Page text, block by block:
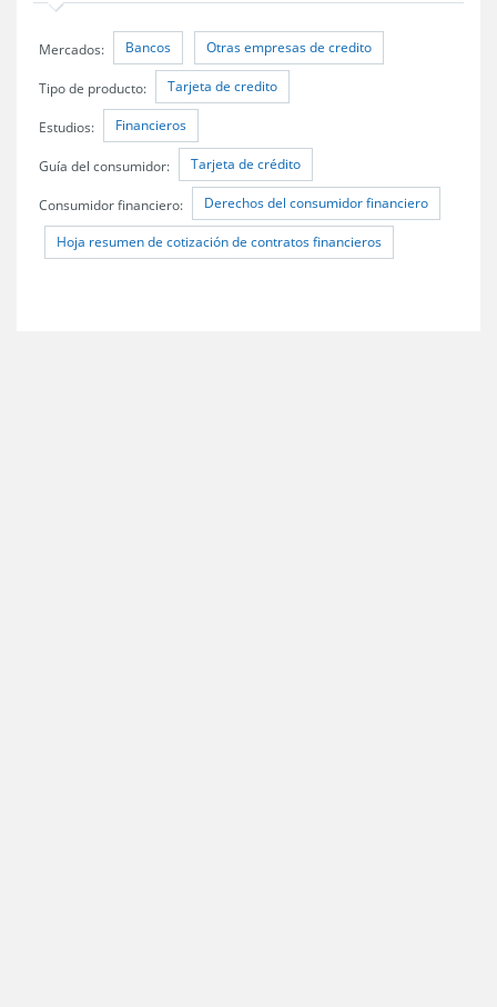
Mercados: Bancos Otras empresas de credito
Tipo de producto: Tarjeta de credito
Estudios: Financieros
Guía del consumidor: Tarjeta de crédito
Consumidor financiero: Derechos del consumidor financiero
Hoja resumen de cotización de contratos financieros